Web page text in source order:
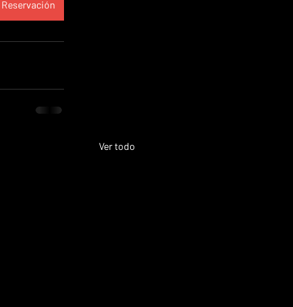
Reservación
Ver todo